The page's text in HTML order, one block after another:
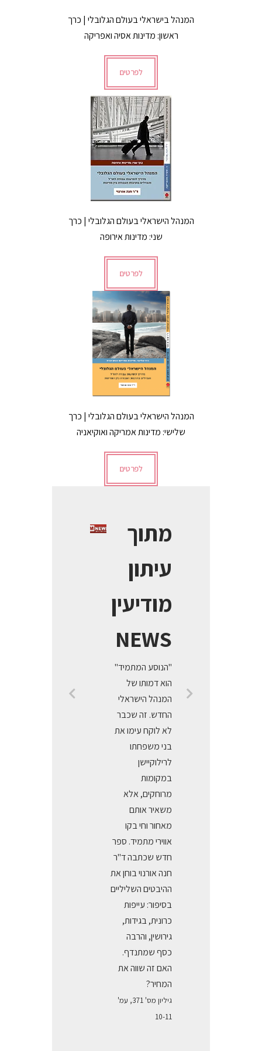
המנהל בישראלי בעולם הגלובלי | כרך
ראשון: מדינות אסיה ואפריקה
לפרטים
המנהל הישראלי בעולם הגלובלי | כרך
שני: מדינות אירופה
לפרטים
המנהל הישראלי בעולם הגלובלי | כרך
שלישי: מדינות אמריקה ואוקיאניה
לפרטים
מתוך
עיתון
מודיעין
NEWS
"הנוסע המתמיד"
הוא דמותו של
המנהל הישראלי
החדש. זה שכבר
לא לוקח עימו את
בני משפחתו
לרילוקיישן
במקומות
מרוחקים, אלא
משאיר אותם
מאחור וחי בקו
אווירי מתמיד. ספר
חדש שכתבה ד"ר
חנה אורנוי בוחן את
ההיבטים השליליים
בסיפור: עייפות
כרונית, בגידות,
גירושין, והרבה
כסף שמתנדף.
האם זה שווה את
המחיר?
גיליון מס' 371, עמ'
10-11